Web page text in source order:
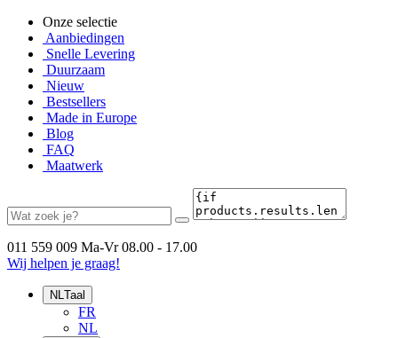
Onze selectie
Aanbiedingen
Snelle Levering
Duurzaam
Nieuw
Bestsellers
Made in Europe
Blog
FAQ
Maatwerk
011 559 009 Ma-Vr 08.00 - 17.00
Wij helpen je graag!
NLTaal
FR
NL